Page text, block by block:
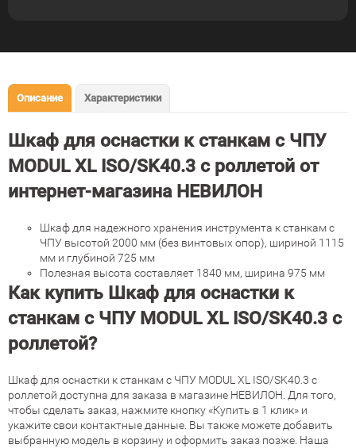
Описание Характеристики
Шкаф для оснастки к станкам с ЧПУ
MODUL XL ISO/SK40.3 с роллетой от
интернет-магазина НЕВИЛОН
Шкаф для надежного хранения инструмента к станкам с
ЧПУ высотой 2000 мм (без винтовых опор), шириной 1115
мм и глубиной 725 мм
Полезная высота составляет 1840 мм, ширина 975 мм
Как купить Шкаф для оснастки к
станкам с ЧПУ MODUL XL ISO/SK40.3 с
роллетой?
Шкаф для оснастки к станкам с ЧПУ MODUL XL ISO/SK40.3 с
роллетой доступна для заказа в магазине НЕВИЛОН. Для того,
чтобы сделать заказ, нажмите кнопку «Купить в 1 клик» и
укажите свои контактные данные. Вы также можете добавить
выбранную модель в корзину и оформить заказ позже. Наша